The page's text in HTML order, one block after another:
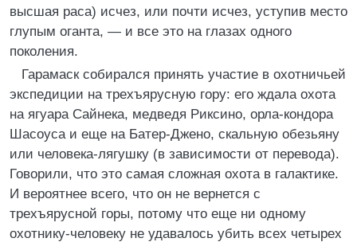
высшая раса) исчез, или почти исчез, уступив место
глупым оганта, — и все это на глазах одного
поколения.
Гарамаск собирался принять участие в охотничьей
экспедиции на трехъярусную гору: его ждала охота
на ягуара Сайнека, медведя Риксино, орла-кондора
Шасоуса и еще на Батер-Джено, скальную обезьяну
или человека-лягушку (в зависимости от перевода).
Говорили, что это самая сложная охота в галактике.
И вероятнее всего, что он не вернется с
трехъярусной горы, потому что еще ни одному
охотнику-человеку не удавалось убить всех четырех